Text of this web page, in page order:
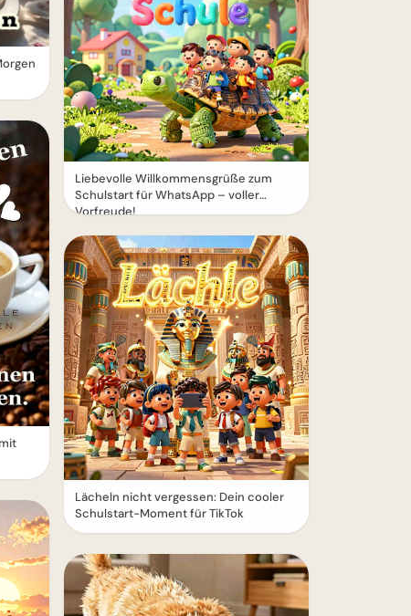
Liebevolle Willkommensgrüße zum
Schulstart für WhatsApp – voller
Vorfreude!
Lächeln nicht vergessen: Dein cooler
Schulstart-Moment für TikTok